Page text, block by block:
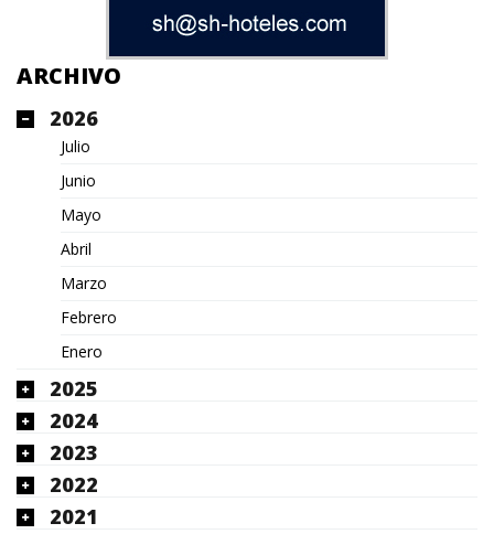
ARCHIVO
2026
Julio
Junio
Mayo
Abril
Marzo
Febrero
Enero
2025
2024
2023
2022
2021